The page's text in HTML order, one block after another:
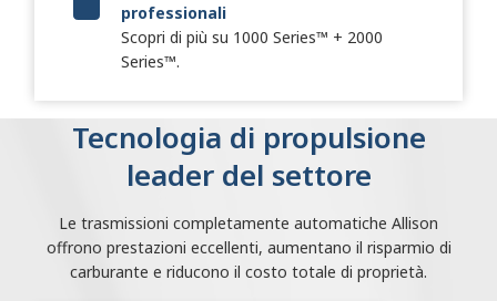
Vocational Model Guide Digital
professionali
Scopri di più su 1000 Series™ + 2000
Series™.
Tecnologia di propulsione
leader del settore
Le trasmissioni completamente automatiche Allison
offrono prestazioni eccellenti, aumentano il risparmio di
carburante e riducono il costo totale di proprietà.